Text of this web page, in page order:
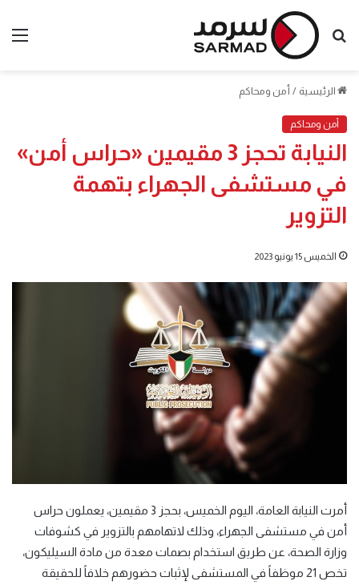
بحث
الرئيسية / أمن ومحاكم
أمن ومحاكم
النيابة تحجز 3 مقيمين «حراس أمن»
في مستشفى الجهراء بتهمة
التزوير
الخميس 15 يونيو 2023
أمرت النيابة العامة، اليوم الخميس، بحجز 3 مقيمين، يعملون حراس
أمن في مستشفى الجهراء، وذلك لاتهامهم بالتزوير في كشوفات
وزارة الصحة، عن طريق استخدام بصمات معدة من مادة السيليكون،
تخص 21 موظفاً في المستشفى لإثبات حضورهم خلافاً للحقيقة